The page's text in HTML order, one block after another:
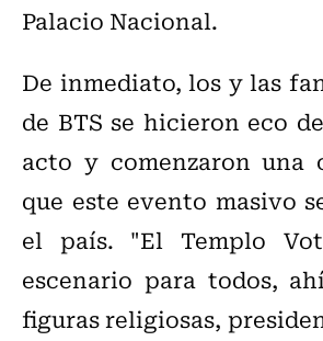
Palacio Nacional.
De inmediato, los y las
de BTS se hicieron eco
acto y comenzaron una
que este evento masivo
el país. "El Templo
escenario para todos,
figuras religiosas,